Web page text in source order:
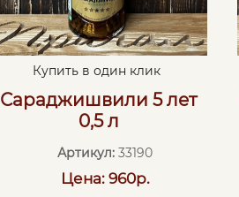
Купить в один клик
Сараджишвили 5 лет
0,5 л
Артикул: 33190
Цена: 960р.